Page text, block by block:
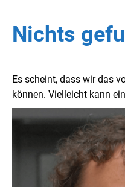
Nichts
Es scheint, dass wir das
können. Vielleicht kann